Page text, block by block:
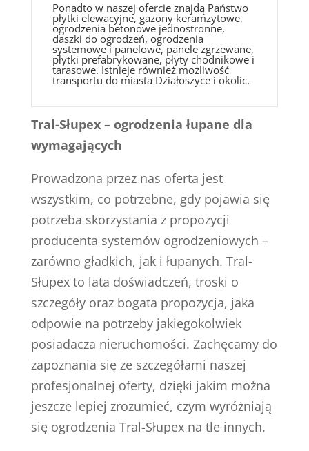
Ponadto w naszej ofercie znajdą Państwo
płytki elewacyjne, gazony keramzytowe,
ogrodzenia betonowe jednostronne,
daszki do ogrodzeń, ogrodzenia
systemowe i panelowe, panele zgrzewane,
płytki prefabrykowane, płyty chodnikowe i
tarasowe. Istnieje również możliwość
transportu do miasta Działoszyce i okolic.
Tral-Słupex – ogrodzenia łupane dla
wymagających
Prowadzona przez nas oferta jest
wszystkim, co potrzebne, gdy pojawia się
potrzeba skorzystania z propozycji
producenta systemów ogrodzeniowych –
zarówno gładkich, jak i łupanych. Tral-
Słupex to lata doświadczeń, troski o
szczegóły oraz bogata propozycja, jaka
odpowie na potrzeby jakiegokolwiek
posiadacza nieruchomości. Zachęcamy do
zapoznania się ze szczegółami naszej
profesjonalnej oferty, dzięki jakim można
jeszcze lepiej zrozumieć, czym wyróżniają
się ogrodzenia Tral-Słupex na tle innych.